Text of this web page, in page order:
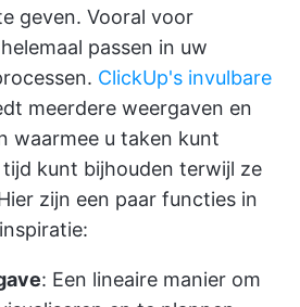
geven. Vooral voor
passen in uw
ClickUp's invulbare
meerdere weergaven en
waarmee u taken kunt
tijd kunt bijhouden terwijl ze
zijn een paar functies in
: Een lineaire manier om